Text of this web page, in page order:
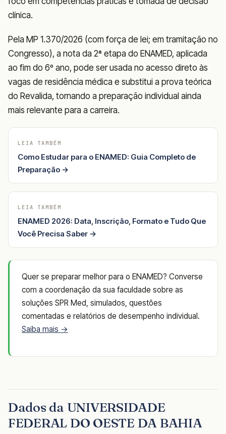
clínica.
Pela MP 1.370/2026 (com força de lei; em tramitação no
Congresso), a nota da 2ª etapa do ENAMED, aplicada
ao fim do 6º ano, pode ser usada no acesso direto às
vagas de residência médica e substitui a prova teórica
do Revalida, tornando a preparação individual ainda
mais relevante para a carreira.
LEIA TAMBÉM
Como Estudar para o ENAMED: Guia Completo de
Preparação →
LEIA TAMBÉM
ENAMED 2026: Data, Inscrição, Formato e Tudo Que
Você Precisa Saber →
Quer se preparar melhor para o ENAMED? Converse
com a coordenação da sua faculdade sobre as
soluções SPR Med, simulados, questões
comentadas e relatórios de desempenho individual.
Saiba mais →
Dados da UNIVERSIDADE
FEDERAL DO OESTE DA BAHIA